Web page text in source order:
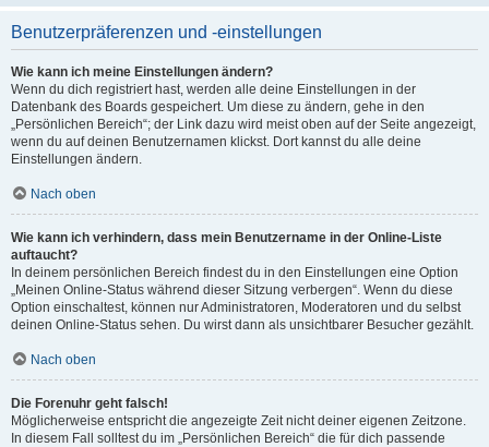
Benutzerpräferenzen und -einstellungen
Wie kann ich meine Einstellungen ändern?
Wenn du dich registriert hast, werden alle deine Einstellungen in der
Datenbank des Boards gespeichert. Um diese zu ändern, gehe in den
„Persönlichen Bereich“; der Link dazu wird meist oben auf der Seite angezeigt,
wenn du auf deinen Benutzernamen klickst. Dort kannst du alle deine
Einstellungen ändern.
Nach oben
Wie kann ich verhindern, dass mein Benutzername in der Online-Liste
auftaucht?
In deinem persönlichen Bereich findest du in den Einstellungen eine Option
„Meinen Online-Status während dieser Sitzung verbergen“. Wenn du diese
Option einschaltest, können nur Administratoren, Moderatoren und du selbst
deinen Online-Status sehen. Du wirst dann als unsichtbarer Besucher gezählt.
Nach oben
Die Forenuhr geht falsch!
Möglicherweise entspricht die angezeigte Zeit nicht deiner eigenen Zeitzone.
In diesem Fall solltest du im „Persönlichen Bereich“ die für dich passende